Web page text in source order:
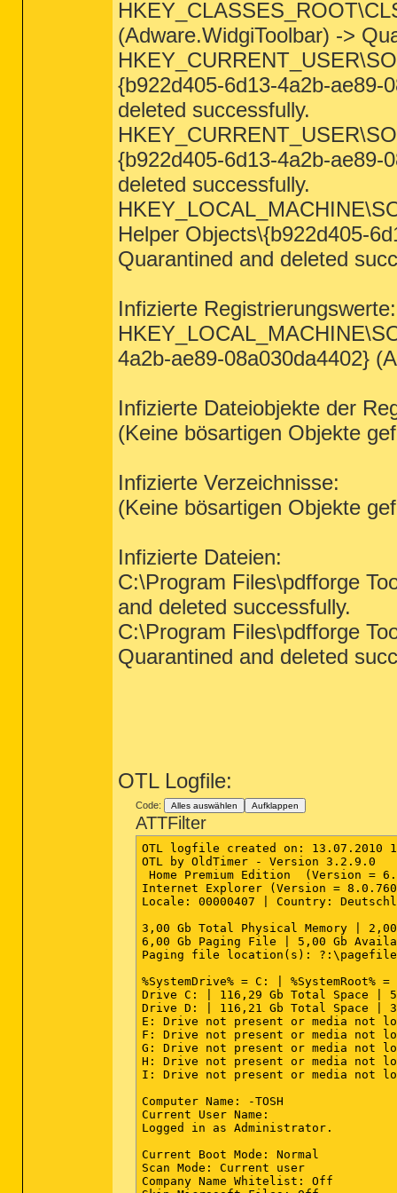
(Adware.WidgiToolbar) ->
{b922d405-6d13-4a2b-ae89-
deleted successfully.
{b922d405-6d13-4a2b-ae89-
deleted successfully.
Helper Objects\{b922d405-
Quarantined and deleted
Infizierte Registrierungswerte:
4a2b-ae89-08a030da4402}
Infizierte Dateiobjekte der
(Keine bösartigen Objekte
Infizierte Verzeichnisse:
(Keine bösartigen Objekte
Infizierte Dateien:
C:\Program Files\pdfforge
and deleted successfully.
C:\Program Files\pdfforge
Quarantined and deleted
OTL Logfile:
Code: Alles auswählen Aufklappen
ATTFilter
OTL logfile created on: 13.07.2010
OTL by OldTimer - Version 3.2.9.0
Home Premium Edition  (Version =
Internet Explorer (Version =
Locale: 00000407 | Country:
3,00 Gb Total Physical Memory |
6,00 Gb Paging File | 5,00 Gb
Paging file location(s):
%SystemDrive% = C: |
Drive C: | 116,29 Gb Total Space |
Drive D: | 116,21 Gb Total Space |
E: Drive not present or media not
F: Drive not present or media not
G: Drive not present or media not
H: Drive not present or media not
I: Drive not present or media not
Computer Name: -TOSH
Current User Name:
Logged in as Administrator.
Current Boot Mode: Normal
Scan Mode: Current user
Company Name Whitelist: Off